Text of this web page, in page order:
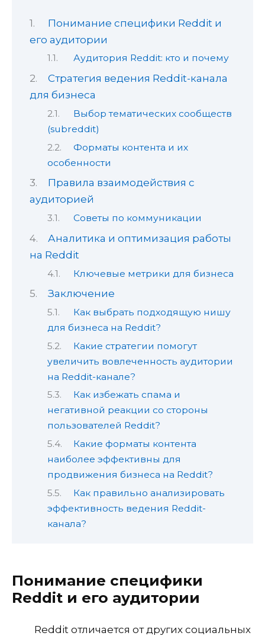
Понимание специфики Reddit и
его аудитории
Аудитория Reddit: кто и почему
Стратегия ведения Reddit-канала
для бизнеса
Выбор тематических сообществ
(subreddit)
Форматы контента и их
особенности
Правила взаимодействия с
аудиторией
Советы по коммуникации
Аналитика и оптимизация работы
на Reddit
Ключевые метрики для бизнеса
Заключение
Как выбрать подходящую нишу
для бизнеса на Reddit?
Какие стратегии помогут
увеличить вовлеченность аудитории
на Reddit-канале?
Как избежать спама и
негативной реакции со стороны
пользователей Reddit?
Какие форматы контента
наиболее эффективны для
продвижения бизнеса на Reddit?
Как правильно анализировать
эффективность ведения Reddit-
канала?
Понимание специфики
Reddit и его аудитории
Reddit отличается от других социальных